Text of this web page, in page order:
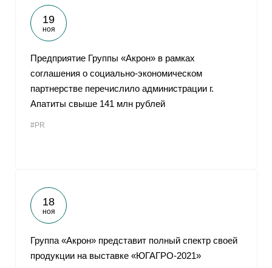
19
ноя
Предприятие Группы «Акрон» в рамках
соглашения о социально-экономическом
партнерстве перечислило администрации г.
Апатиты свыше 141 млн рублей
#PR
18
ноя
Группа «Акрон» представит полный спектр своей
продукции на выставке «ЮГАГРО-2021»